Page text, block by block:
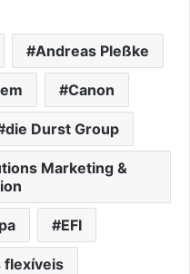
Andreas Pleßke
Canon
die Durst Group
Marketing &
EFI
flexíveis